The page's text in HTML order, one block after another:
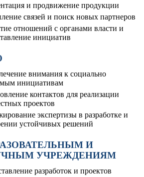
и продвижение продукции
связей и поиск новых партнеров
отношений с органами власти и
инициатив
внимания к социально
инициативам
контактов для реализации
проектов
экспертизы в разработке и
устойчивых решений
И
УЧРЕЖДЕНИЯМ
разработок и проектов